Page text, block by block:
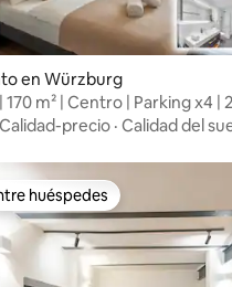
en Würzburg
170 m² | Centro | Parking x4 |
Calidad-precio · Calidad del
huéspedes
huéspedes